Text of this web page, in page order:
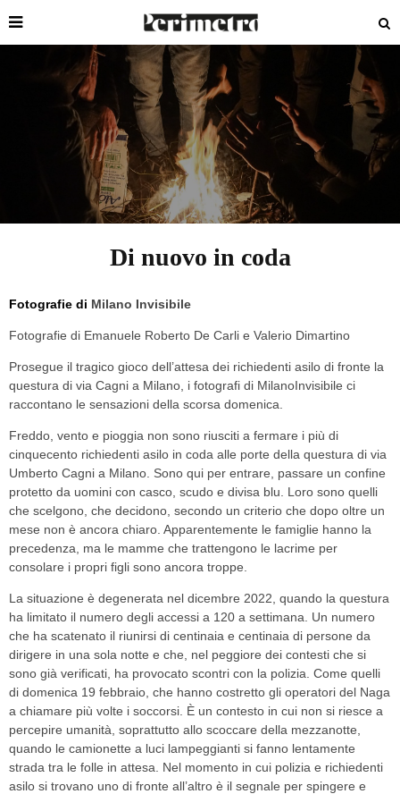
Di nuovo in coda
Fotografie di Milano Invisibile
Fotografie di Emanuele Roberto De Carli e Valerio Dimartino
Prosegue il tragico gioco dell’attesa dei richiedenti asilo di fronte la
questura di via Cagni a Milano, i fotografi di MilanoInvisibile ci
raccontano le sensazioni della scorsa domenica.
Freddo, vento e pioggia non sono riusciti a fermare i più di
cinquecento richiedenti asilo in coda alle porte della questura di via
Umberto Cagni a Milano. Sono qui per entrare, passare un confine
protetto da uomini con casco, scudo e divisa blu. Loro sono quelli
che scelgono, che decidono, secondo un criterio che dopo oltre un
mese non è ancora chiaro. Apparentemente le famiglie hanno la
precedenza, ma le mamme che trattengono le lacrime per
consolare i propri figli sono ancora troppe.
La situazione è degenerata nel dicembre 2022, quando la questura
ha limitato il numero degli accessi a 120 a settimana. Un numero
che ha scatenato il riunirsi di centinaia e centinaia di persone da
dirigere in una sola notte e che, nel peggiore dei contesti che si
sono già verificati, ha provocato scontri con la polizia. Come quelli
di domenica 19 febbraio, che hanno costretto gli operatori del Naga
a chiamare più volte i soccorsi. È un contesto in cui non si riesce a
percepire umanità, soprattutto allo scoccare della mezzanotte,
quando le camionette a luci lampeggianti si fanno lentamente
strada tra le folle in attesa. Nel momento in cui polizia e richiedenti
asilo si trovano uno di fronte all’altro è il segnale per spingere e